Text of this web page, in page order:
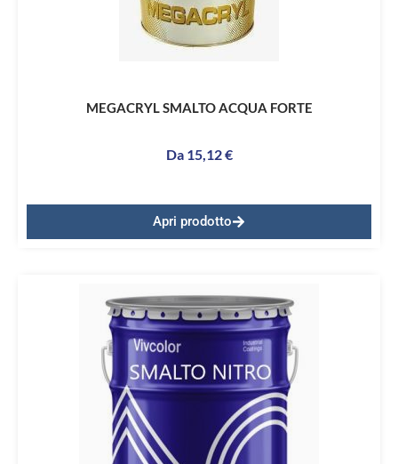
MEGACRYL SMALTO ACQUA FORTE
Da 15,12€
Apri prodotto